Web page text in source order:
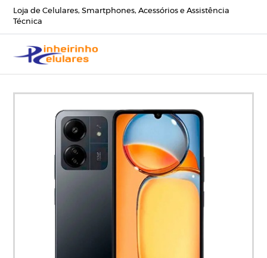
Loja de Celulares, Smartphones, Acessórios e Assistência
Técnica